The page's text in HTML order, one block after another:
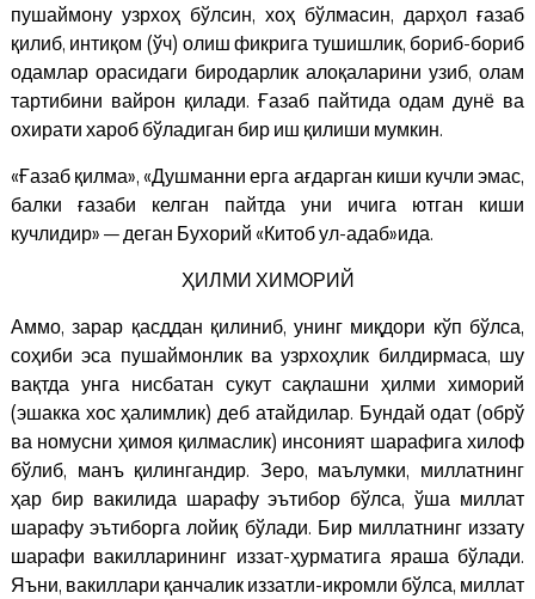
пушаймону узрхоҳ бўлсин, хоҳ бўлмасин, дарҳол ғазаб
қилиб, интиқом (ўч) олиш фикрига тушишлик, бориб-бориб
одамлар орасидаги биродарлик алоқаларини узиб, олам
тартибини вайрон қилади. Ғазаб пайтида одам дунё ва
охирати хароб бўладиган бир иш қилиши мумкин.
«Ғазаб қилма», «Душманни ерга ағдарган киши кучли эмас,
балки ғазаби келган пайтда уни ичига ютган киши
кучлидир» — деган Бухорий «Китоб ул-адаб»ида.
ҲИЛМИ ХИМОРИЙ
Аммо, зарар қасддан қилиниб, унинг миқдори кўп бўлса,
соҳиби эса пушаймонлик ва узрхоҳлик билдирмаса, шу
вақтда унга нисбатан сукут сақлашни ҳилми химорий
(эшакка хос ҳалимлик) деб атайдилар. Бундай одат (обрў
ва номусни ҳимоя қилмаслик) инсоният шарафига хилоф
бўлиб, манъ қилингандир. Зеро, маълумки, миллатнинг
ҳар бир вакилида шарафу эътибор бўлса, ўша миллат
шарафу эътиборга лойиқ бўлади. Бир миллатнинг иззату
шарафи вакилларининг иззат-ҳурматига яраша бўлади.
Яъни, вакиллари қанчалик иззатли-икромли бўлса, миллат